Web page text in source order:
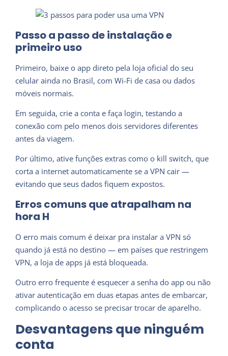
Passo a passo de instalação e
primeiro uso
Primeiro, baixe o app direto pela loja oficial do seu
celular ainda no Brasil, com Wi-Fi de casa ou dados
móveis normais.
Em seguida, crie a conta e faça login, testando a
conexão com pelo menos dois servidores diferentes
antes da viagem.
Por último, ative funções extras como o kill switch, que
corta a internet automaticamente se a VPN cair —
evitando que seus dados fiquem expostos.
Erros comuns que atrapalham na
hora H
O erro mais comum é deixar pra instalar a VPN só
quando já está no destino — em países que restringem
VPN, a loja de apps já está bloqueada.
Outro erro frequente é esquecer a senha do app ou não
ativar autenticação em duas etapas antes de embarcar,
complicando o acesso se precisar trocar de aparelho.
Desvantagens que ninguém
conta